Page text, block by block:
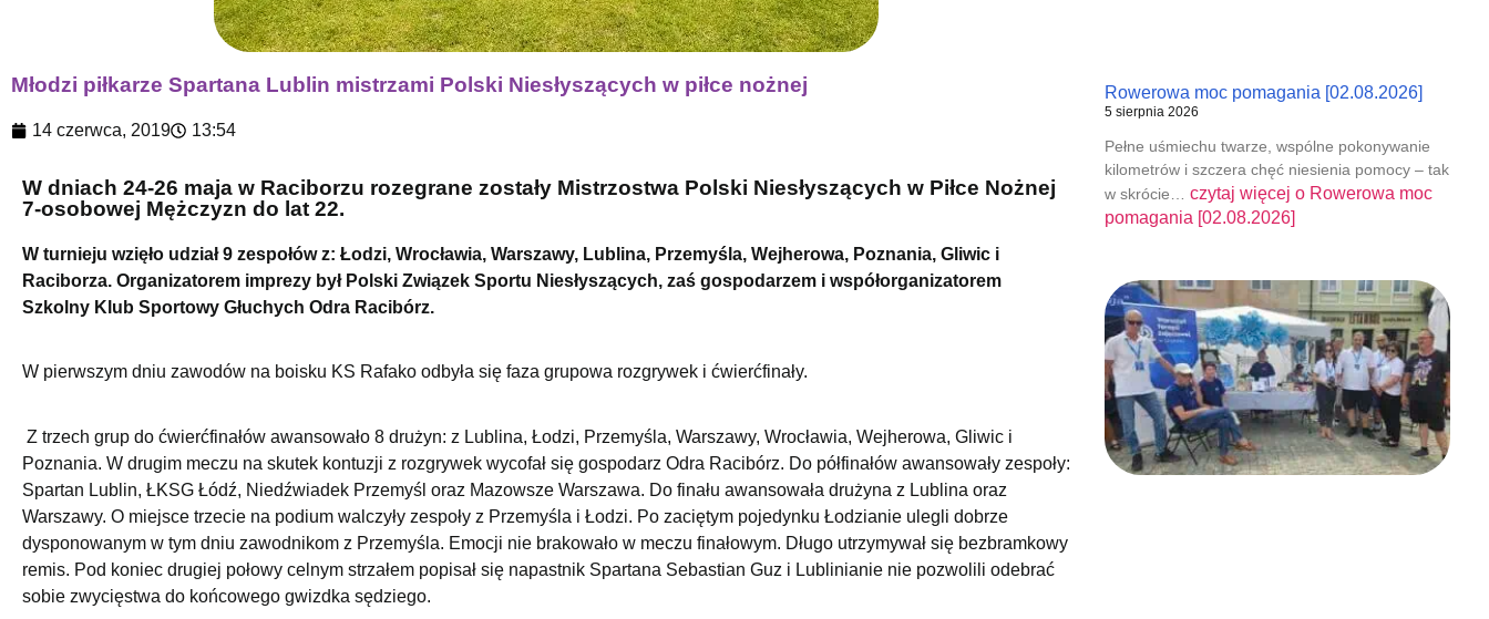
Młodzi piłkarze Spartana Lublin mistrzami Polski Niesłyszących w piłce nożnej
14 czerwca, 2019 13:54
W dniach 24-26 maja w Raciborzu rozegrane zostały Mistrzostwa Polski Niesłyszących w Piłce Nożnej
7-osobowej Mężczyzn do lat 22.
W turnieju wzięło udział 9 zespołów z: Łodzi, Wrocławia, Warszawy, Lublina, Przemyśla, Wejherowa, Poznania, Gliwic i
Raciborza. Organizatorem imprezy był Polski Związek Sportu Niesłyszących, zaś gospodarzem i współorganizatorem
Szkolny Klub Sportowy Głuchych Odra Racibórz.
W pierwszym dniu zawodów na boisku KS Rafako odbyła się faza grupowa rozgrywek i ćwierćfinały.
Z trzech grup do ćwierćfinałów awansowało 8 drużyn: z Lublina, Łodzi, Przemyśla, Warszawy, Wrocławia, Wejherowa, Gliwic i
Poznania. W drugim meczu na skutek kontuzji z rozgrywek wycofał się gospodarz Odra Racibórz. Do półfinałów awansowały zespoły:
Spartan Lublin, ŁKSG Łódź, Niedźwiadek Przemyśl oraz Mazowsze Warszawa. Do finału awansowała drużyna z Lublina oraz
Warszawy. O miejsce trzecie na podium walczyły zespoły z Przemyśla i Łodzi. Po zaciętym pojedynku Łodzianie ulegli dobrze
dysponowanym w tym dniu zawodnikom z Przemyśla. Emocji nie brakowało w meczu finałowym. Długo utrzymywał się bezbramkowy
remis. Pod koniec drugiej połowy celnym strzałem popisał się napastnik Spartana Sebastian Guz i Lublinianie nie pozwolili odebrać
sobie zwycięstwa do końcowego gwizdka sędziego.
Rowerowa moc pomagania [02.08.2026]
5 sierpnia 2026
Pełne uśmiechu twarze, wspólne pokonywanie
kilometrów i szczera chęć niesienia pomocy – tak
w skrócie… czytaj więcej oRowerowa moc
pomagania [02.08.2026]